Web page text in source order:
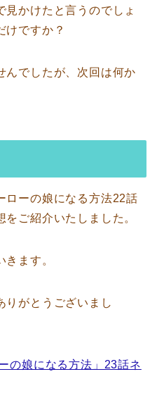
見かけたと言うのでしょ
けですか？
んでしたが、次回は何か
ローの娘になる方法22話
ご紹介いたしました。
ます。
りがとうございまし
の娘になる方法」23話ネ